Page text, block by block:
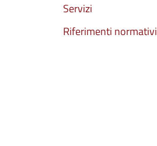
Servizi
Riferimenti normativi